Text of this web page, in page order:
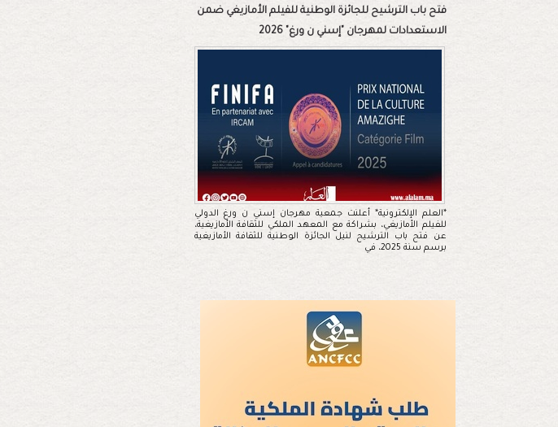
فتح باب الترشيح للجائزة الوطنية للفيلم الأمازيغي ضمن
الاستعدادات لمهرجان "إسني ن ورغ" 2026
*العلم الإلكترونية* أعلنت جمعية مهرجان إسني ن ورغ الدولي
للفيلم الأمازيغي، بشراكة مع المعهد الملكي للثقافة الأمازيغية،
عن فتح باب الترشيح لنيل الجائزة الوطنية للثقافة الأمازيغية
برسم سنة 2025، في